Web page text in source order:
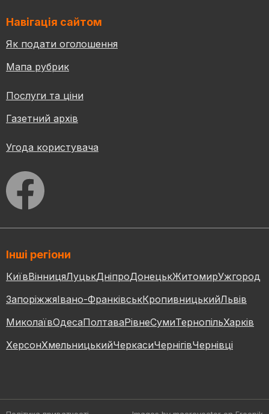
Навігація сайтом
Як подати оголошення
Мапа рубрик
Послуги та ціни
Газетний архів
Угода користувача
Інші регіони
КиївВінницяЛуцькДніпроДонецькЖитомирУжгород
ЗапоріжжяІвано-ФранківськКропивницькийЛьвів
МиколаївОдесаПолтаваРівнеСумиТернопільХарків
ХерсонХмельницькийЧеркасиЧернігівЧернівці